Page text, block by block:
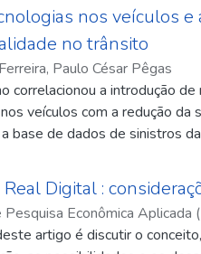
e que, em última análise,
de Estudos e Políticas
e Infraestrutura do
Aplicada (Diset/Ipea).
apresenta resultados
Diset que têm como elemento
o tecido produtivo
potencialidades para o
nos veículos e
no trânsito
Ferreira, Paulo César Pêgas
correlacionou a introdução de
veículos com a redução da
base de dados de sinistros
(PRF) dos anos de
por ano, marca e modelo dos
exposição ao risco dos
quilometragem média rodada
do veículo. Constatou-se
Real Digital :
Econômica Aplicada
César
artigo é discutir o